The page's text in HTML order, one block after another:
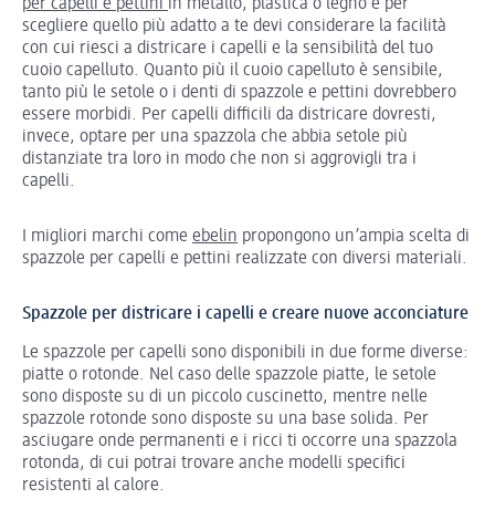
per capelli e pettini
in metallo, plastica o legno e per
scegliere quello più adatto a te devi considerare la facilità
con cui riesci a districare i capelli e la sensibilità del tuo
cuoio capelluto. Quanto più il cuoio capelluto è sensibile,
tanto più le setole o i denti di spazzole e pettini dovrebbero
essere morbidi. Per capelli difficili da districare dovresti,
invece, optare per una spazzola che abbia setole più
distanziate tra loro in modo che non si aggrovigli tra i
capelli.
I migliori marchi come ebelin propongono un’ampia scelta di
spazzole per capelli e pettini realizzate con diversi materiali.
Spazzole per districare i capelli e creare nuove acconciature
Le spazzole per capelli sono disponibili in due forme diverse:
piatte o rotonde. Nel caso delle spazzole piatte, le setole
sono disposte su di un piccolo cuscinetto, mentre nelle
spazzole rotonde sono disposte su una base solida. Per
asciugare onde permanenti e i ricci ti occorre una spazzola
rotonda, di cui potrai trovare anche modelli specifici
resistenti al calore.